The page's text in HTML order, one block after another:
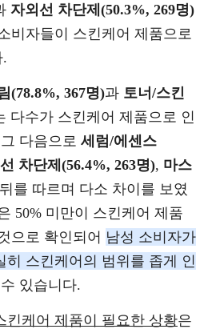
자외선 차단제(50.3%, 269명)
비자들이 스킨케어 제품으로
(78.8%, 367명)과 토너/스킨
다수가 스킨케어 제품으로 인
다음으로 세럼/에센스
차단제(56.4%, 263명), 마스
를 따르며 다소 차이를 보였
50% 미만이 스킨케어 제품
으로 확인되어 남성 소비자가
히 스킨케어의 범위를 좁게 인
있습니다.
킨케어 제품이 필요한 상황은